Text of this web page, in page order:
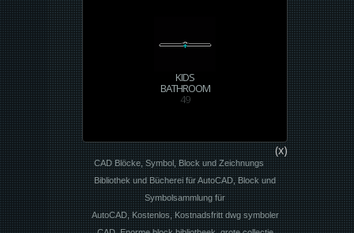
KIDS
BATHROOM
49
(x)
CAD Blöcke, Symbol, Block und Zeichnungs
Bibliothek und Bücherei für AutoCAD, Block und
Symbolsammlung für
AutoCAD, Kostenlos, Kostnadsfritt dwg symboler